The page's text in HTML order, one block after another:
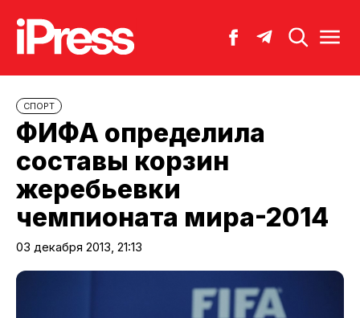
СПОРТ
ФИФА определила
составы корзин
жеребьевки
чемпионата мира-2014
03 декабря 2013, 21:13